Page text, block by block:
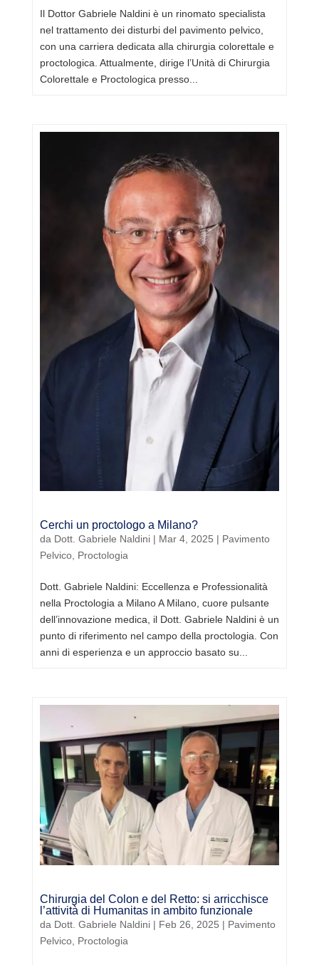
​Il Dottor Gabriele Naldini è un rinomato specialista
nel trattamento dei disturbi del pavimento pelvico,
con una carriera dedicata alla chirurgia colorettale e
proctologica. Attualmente, dirige l’Unità di Chirurgia
Colorettale e Proctologica presso...
Cerchi un proctologo a Milano?
da Dott. Gabriele Naldini| Mar 4, 2025 | Pavimento
Pelvico, Proctologia
Dott. Gabriele Naldini: Eccellenza e Professionalità
nella Proctologia a Milano A Milano, cuore pulsante
dell’innovazione medica, il Dott. Gabriele Naldini è un
punto di riferimento nel campo della proctologia. Con
anni di esperienza e un approccio basato su...
Chirurgia del Colon e del Retto: si arricchisce
l’attività di Humanitas in ambito funzionale
da Dott. Gabriele Naldini| Feb 26, 2025 | Pavimento
Pelvico, Proctologia